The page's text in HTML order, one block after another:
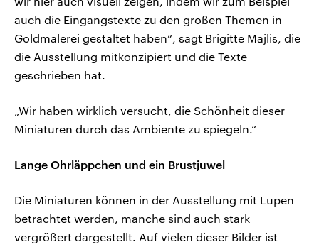
auch die Eingangstexte zu den großen Themen in
Goldmalerei gestaltet haben“, sagt Brigitte Majlis, die
die Ausstellung mitkonzipiert und die Texte
geschrieben hat.
„Wir haben wirklich versucht, die Schönheit dieser
Miniaturen durch das Ambiente zu spiegeln.“
Lange Ohrläppchen und ein Brustjuwel
Die Miniaturen können in der Ausstellung mit Lupen
betrachtet werden, manche sind auch stark
vergrößert dargestellt. Auf vielen dieser Bilder ist